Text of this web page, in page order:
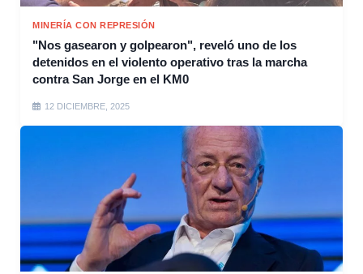
MINERÍA CON REPRESIÓN
"Nos gasearon y golpearon", reveló uno de los
detenidos en el violento operativo tras la marcha
contra San Jorge en el KM0
12 DICIEMBRE, 2025